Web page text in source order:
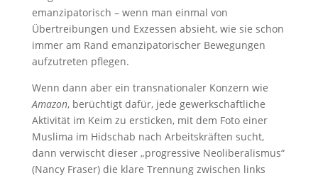
emanzipatorisch – wenn man einmal von
Übertreibungen und Exzessen absieht, wie sie schon
immer am Rand emanzipatorischer Bewegungen
aufzutreten pflegen.
Wenn dann aber ein transnationaler Konzern wie
Amazon, berüchtigt dafür, jede gewerkschaftliche
Aktivität im Keim zu ersticken, mit dem Foto einer
Muslima im Hidschab nach Arbeitskräften sucht,
dann verwischt dieser „progressive Neoliberalismus“
(Nancy Fraser) die klare Trennung zwischen links